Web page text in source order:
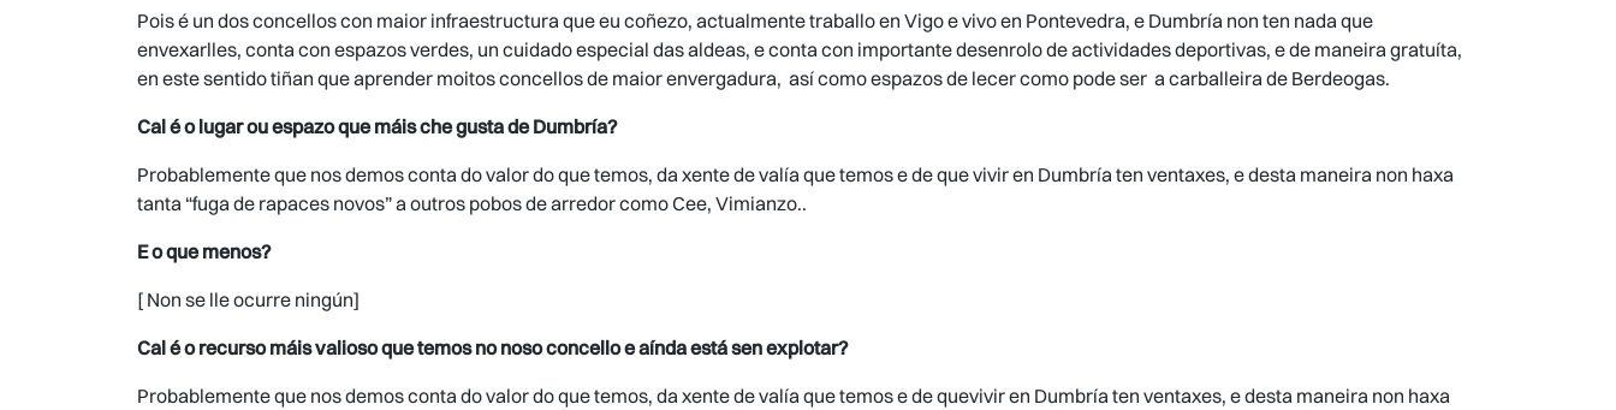
Pois é un dos concellos con maior infraestructura que eu coñezo, actualmente traballo en Vigo e vivo en Pontevedra, e Dumbría non ten nada que
envexarlles, conta con espazos verdes, un cuidado especial das aldeas, e conta con importante desenrolo de actividades deportivas, e de maneira gratuíta,
en este sentido tiñan que aprender moitos concellos de maior envergadura, así como espazos de lecer como pode ser a carballeira de Berdeogas.
Cal é o lugar ou espazo que máis che gusta de Dumbría?
Probablemente que nos demos conta do valor do que temos, da xente de valía que temos e de que vivir en Dumbría ten ventaxes, e desta maneira non haxa
tanta “fuga de rapaces novos” a outros pobos de arredor como Cee, Vimianzo..
E o que menos?
[ Non se lle ocurre ningún]
Cal é o recurso máis valioso que temos no noso concello e aínda está sen explotar?
Probablemente que nos demos conta do valor do que temos, da xente de valía que temos e de quevivir en Dumbría ten ventaxes, e desta maneira non haxa